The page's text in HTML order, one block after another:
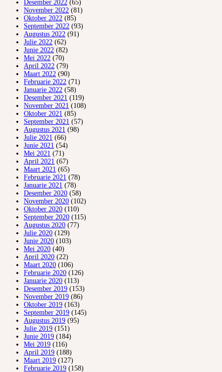
Desember 2022 (65)
November 2022 (81)
Oktober 2022 (85)
September 2022 (93)
Augustus 2022 (91)
Julie 2022 (62)
Junie 2022 (82)
Mei 2022 (70)
April 2022 (79)
Maart 2022 (90)
Februarie 2022 (71)
Januarie 2022 (58)
Desember 2021 (119)
November 2021 (108)
Oktober 2021 (85)
September 2021 (57)
Augustus 2021 (98)
Julie 2021 (66)
Junie 2021 (54)
Mei 2021 (71)
April 2021 (67)
Maart 2021 (65)
Februarie 2021 (78)
Januarie 2021 (78)
Desember 2020 (58)
November 2020 (102)
Oktober 2020 (110)
September 2020 (115)
Augustus 2020 (77)
Julie 2020 (129)
Junie 2020 (103)
Mei 2020 (40)
April 2020 (22)
Maart 2020 (106)
Februarie 2020 (126)
Januarie 2020 (113)
Desember 2019 (153)
November 2019 (86)
Oktober 2019 (163)
September 2019 (145)
Augustus 2019 (95)
Julie 2019 (151)
Junie 2019 (184)
Mei 2019 (116)
April 2019 (188)
Maart 2019 (127)
Februarie 2019 (158)